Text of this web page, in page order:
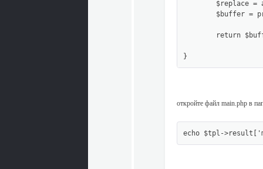
}
откройте файл main.php в
echo $tpl-